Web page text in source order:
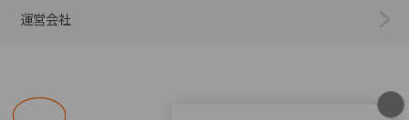
運営会社